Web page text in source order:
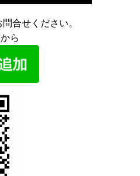
合せください。
から